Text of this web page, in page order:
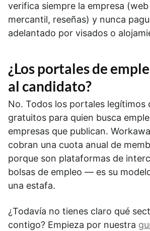
verifica siempre la empresa
mercantil, reseñas) y nunca
adelantado por visados o
¿Los portales de
al candidato?
No. Todos los portales legítimos
gratuitos para quien busca
empresas que publican.
cobran una cuota anual de
porque son plataformas de
bolsas de empleo — es su
una estafa.
¿Todavía no tienes claro qué
contigo? Empieza por nuestra